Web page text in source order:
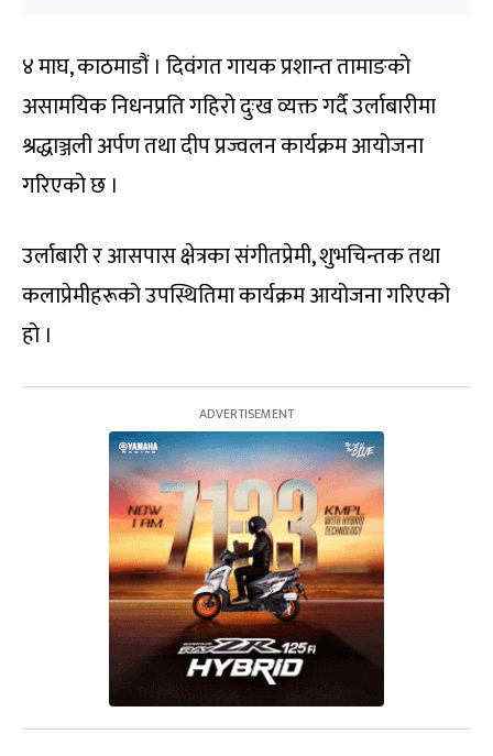
४ माघ, काठमाडौं । दिवंगत गायक प्रशान्त तामाङको
असामयिक निधनप्रति गहिरो दुःख व्यक्त गर्दै उर्लाबारीमा
श्रद्धाञ्जली अर्पण तथा दीप प्रज्वलन कार्यक्रम आयोजना
गरिएको छ ।
उर्लाबारी र आसपास क्षेत्रका संगीतप्रेमी, शुभचिन्तक तथा
कलाप्रेमीहरूको उपस्थितिमा कार्यक्रम आयोजना गरिएको
हो ।